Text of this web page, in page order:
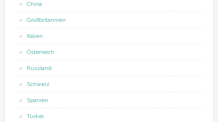
China
Großbritannien
Italien
Österreich
Russland
Schweiz
Spanien
Türkei